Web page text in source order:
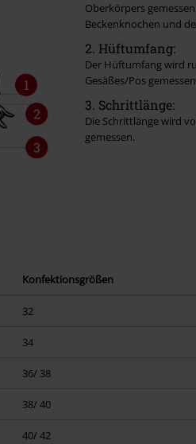
Oberkörpers
Beckenknochen und
2. Hüftumfang:
Der Hüftumfang wird
Gesäßes/Pos
3. Schrittlänge:
Die Schrittlänge wird
gemessen.
Konfektionsgrößen
32
34
36/ 38
38/ 40
40/ 42